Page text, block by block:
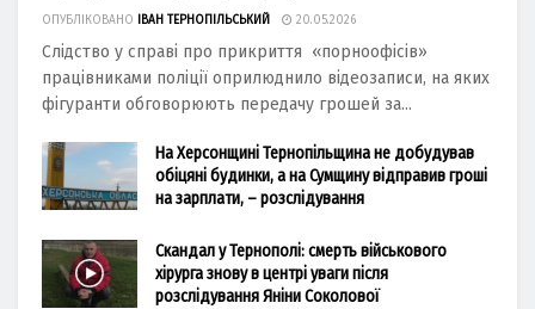
ОПУБЛІКОВАНО ІВАН ТЕРНОПІЛЬСЬКИЙ 20.05.2026
Слідство у справі про прикриття «порноофісів»
працівниками поліції оприлюднило відеозаписи, на яких
фігуранти обговорюють передачу грошей за...
На Херсонщині Тернопільщина не добудував
обіцяні будинки, а на Сумщину відправив гроші
на зарплати, – розслідування
Скандал у Тернополі: смерть військового
хірурга знову в центрі уваги після
розслідування Яніни Соколової